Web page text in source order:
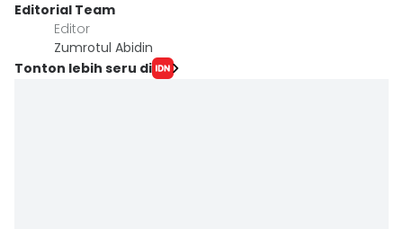
Editorial Team
Editor
Zumrotul Abidin
Tonton lebih seru di